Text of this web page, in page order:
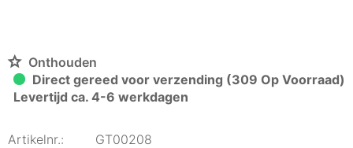
Onthouden
Direct gereed voor verzending (309 Op Voorraad)
Levertijd ca. 4-6 werkdagen
Artikelnr.:
GT00208